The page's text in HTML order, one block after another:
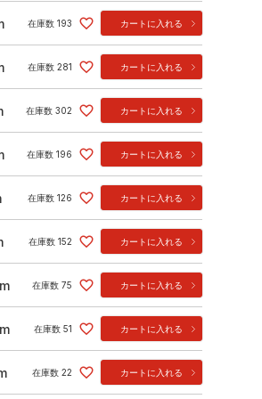
在庫数 193 カートに入れる
在庫数 281 カートに入れる
在庫数 302 カートに入れる
在庫数 196 カートに入れる
在庫数 126 カートに入れる
在庫数 152 カートに入れる
在庫数 75 カートに入れる
在庫数 51 カートに入れる
在庫数 22 カートに入れる